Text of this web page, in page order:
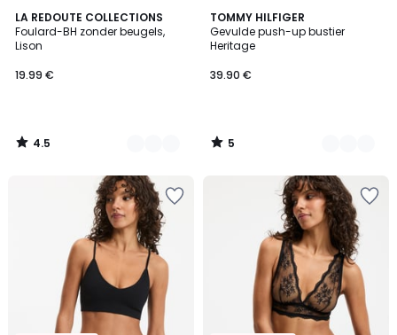
LA REDOUTE COLLECTIONS
Foulard-BH zonder beugels,
Lison
19.99 €
4.5
/ 5
3
Kleuren
4.5
/
TOMMY HILFIGER
Gevulde push-up bustier
Heritage
39.90 €
5
/
5
3
Kleuren
5
/